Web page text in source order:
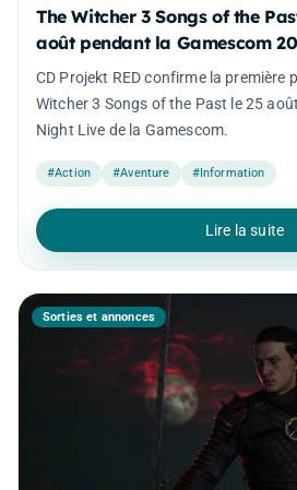
The Witcher 3 Songs of the
août pendant la Gamescom
CD Projekt RED confirme la première
Witcher 3 Songs of the Past le 25
Night Live de la Gamescom.
#Action #Aventure #Information
Lire la suite
Sorties et annonces